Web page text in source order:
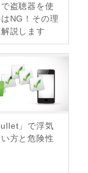
盗聴器を使
NG！その理
説します
」で浮気
方と危険性